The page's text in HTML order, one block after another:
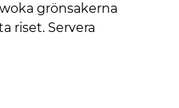
grönsakerna
riset. Servera